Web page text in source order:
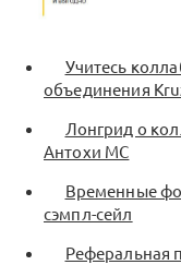
Учитесь
объединения
Лонгрид о
Антохи MC
Временные
сэмпл-сейл
Реферальная